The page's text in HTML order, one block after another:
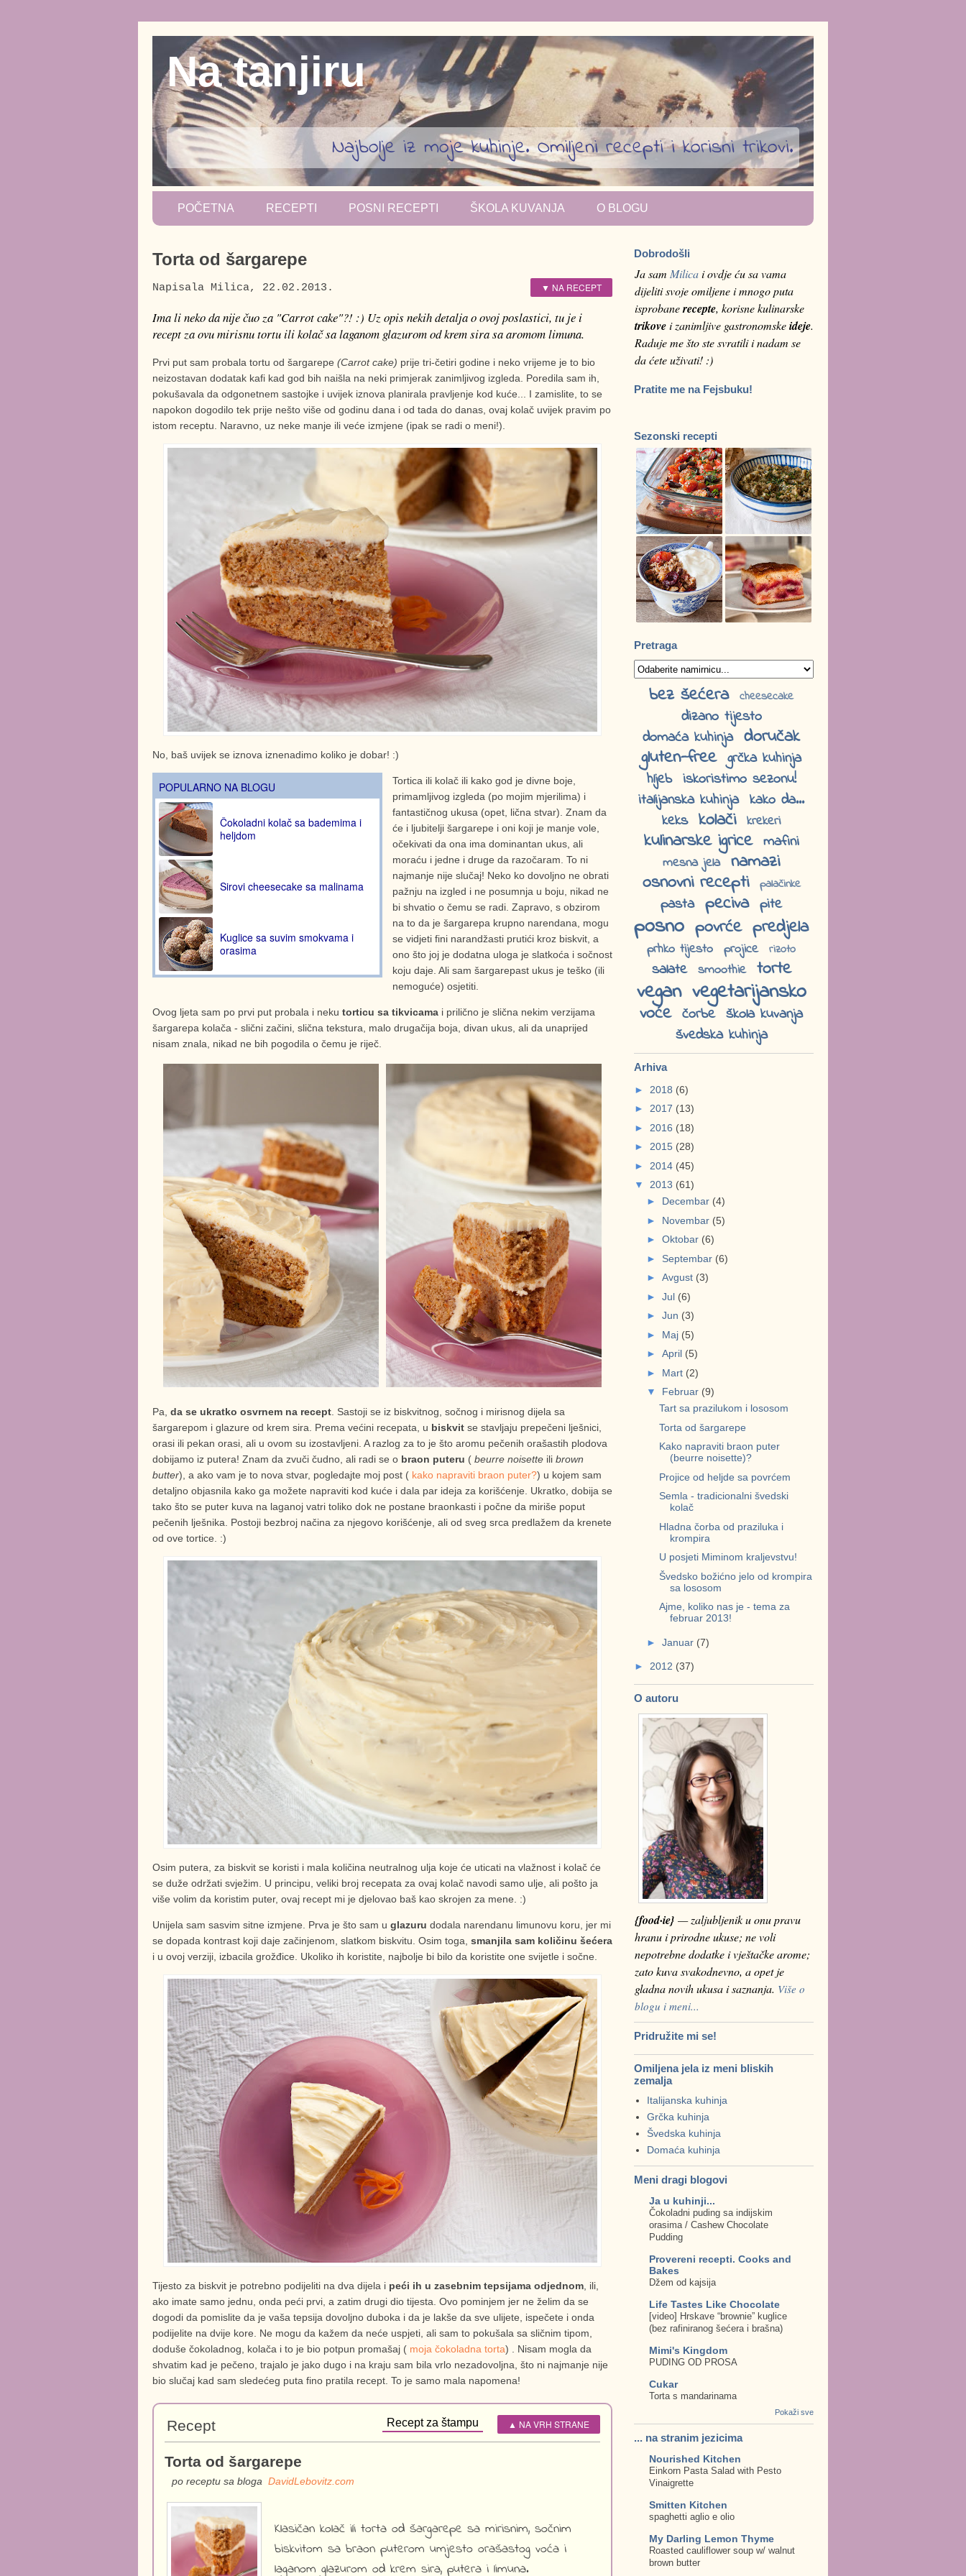
Na tanjiru
Najbolje iz moje kuhinje. Omiljeni recepti i korisni trikovi.
POČETNA RECEPTI POSNI RECEPTI ŠKOLA KUVANJA O BLOGU
Torta od šargarepe
▼ NA RECEPT
Napisala Milica, 22.02.2013.
Ima li neko da nije čuo za "Carrot cake"?! :) Uz opis nekih detalja o ovoj poslastici, tu je i
recept za ovu mirisnu tortu ili kolač sa laganom glazurom od krem sira sa aromom limuna.
Prvi put sam probala tortu od šargarepe (Carrot cake) prije tri-četiri godine i neko vrijeme je to bio
neizostavan dodatak kafi kad god bih naišla na neki primjerak zanimljivog izgleda. Poredila sam ih,
pokušavala da odgonetnem sastojke i uvijek iznova planirala pravljenje kod kuće... I zamislite, to se
napokon dogodilo tek prije nešto više od godinu dana i od tada do danas, ovaj kolač uvijek pravim po
istom receptu. Naravno, uz neke manje ili veće izmjene (ipak se radi o meni!).
No, baš uvijek se iznova iznenadimo koliko je dobar! :)
POPULARNO NA BLOGU
Čokoladni kolač sa bademima i
heljdom
Sirovi cheesecake sa malinama
Kuglice sa suvim smokvama i
orasima
Tortica ili kolač ili kako god je divne boje,
primamljivog izgleda (po mojim mjerilima) i
fantastičnog ukusa (opet, lična stvar). Znam da
će i ljubitelji šargarepe i oni koji je manje vole,
očekivati da ona ima dominantan ukus, ali
moraću i jedne i druge da razočaram. To ni
najmanje nije slučaj! Neko ko dovoljno ne obrati
pažnju na izgled i ne posumnja u boju, nikad ne
bi shvatio o čemu se radi. Zapravo, s obzirom
na to da je šargarepa krupno narendana, mogu
se vidjeti fini narandžasti prutići kroz biskvit, a
ono što joj je dodatna uloga je slatkoća i sočnost
koju daje. Ali sam šargarepast ukus je teško (ili
nemoguće) osjetiti.
Ovog ljeta sam po prvi put probala i neku torticu sa tikvicama i prilično je slična nekim verzijama
šargarepa kolača - slični začini, slična tekstura, malo drugačija boja, divan ukus, ali da unaprijed
nisam znala, nikad ne bih pogodila o čemu je riječ.
Pa, da se ukratko osvrnem na recept . Sastoji se iz biskvitnog, sočnog i mirisnog dijela sa
šargarepom i glazure od krem sira. Prema većini recepata, u biskvit se stavljaju prepečeni lješnici,
orasi ili pekan orasi, ali u ovom su izostavljeni. A razlog za to je što aromu pečenih orašastih plodova
dobijamo iz putera! Znam da zvuči čudno, ali radi se o braon puteru ( beurre noisette ili brown
butter), a ako vam je to nova stvar, pogledajte moj post ( kako napraviti braon puter?) u kojem sam
detaljno objasnila kako ga možete napraviti kod kuće i dala par ideja za korišćenje. Ukratko, dobija se
tako što se puter kuva na laganoj vatri toliko dok ne postane braonkasti i počne da miriše poput
pečenih lješnika. Postoji bezbroj načina za njegovo korišćenje, ali od sveg srca predlažem da krenete
od ove tortice. :)
Osim putera, za biskvit se koristi i mala količina neutralnog ulja koje će uticati na vlažnost i kolač će
se duže održati svježim. U principu, veliki broj recepata za ovaj kolač navodi samo ulje, ali pošto ja
više volim da koristim puter, ovaj recept mi je djelovao baš kao skrojen za mene. :)
Unijela sam sasvim sitne izmjene. Prva je što sam u glazuru dodala narendanu limunovu koru, jer mi
se dopada kontrast koji daje začinjenom, slatkom biskvitu. Osim toga, smanjila sam količinu šećera
i u ovoj verziji, izbacila grožđice. Ukoliko ih koristite, najbolje bi bilo da koristite one svijetle i sočne.
Tijesto za biskvit je potrebno podijeliti na dva dijela i peći ih u zasebnim tepsijama odjednom , ili,
ako imate samo jednu, onda peći prvi, a zatim drugi dio tijesta. Ovo pominjem jer ne želim da se
dogodi da pomislite da je vaša tepsija dovoljno duboka i da je lakše da sve ulijete, ispečete i onda
podijelite na dvije kore. Ne mogu da kažem da neće uspjeti, ali sam to pokušala sa sličnim tipom,
doduše čokoladnog, kolača i to je bio potpun promašaj ( moja čokoladna torta) . Nisam mogla da
shvatim kad je pečeno, trajalo je jako dugo i na kraju sam bila vrlo nezadovoljna, što ni najmanje nije
bio slučaj kad sam sledećeg puta fino pratila recept. To je samo mala napomena!
▲ NA VRH STRANE
Recept za štampu
Recept
Torta od šargarepe
po receptu sa bloga DavidLebovitz.com
Klasičan kolač ili torta od šargarepe sa mirisnim, sočnim
biskvitom sa braon puterom umjesto orašastog voća i
laganom glazurom od krem sira, putera i limuna.
Dobrodošli
Ja sam Milicai ovdje ću sa vama
dijeliti svoje omiljene i mnogo puta
isprobanerecepte, korisne kulinarske
trikovei zanimljive gastronomskeideje.
Raduje me što ste svratili i nadam se
da ćete uživati! :)
Pratite me na Fejsbuku!
Sezonski recepti
Pretraga
bez šećera cheesecake
dizano tijesto
domaća kuhinja doručak
gluten-free grčka kuhinja
hljeb iskoristimo sezonu!
italijanska kuhinja kako da...
keks kolači krekeri
kulinarske igrice mafini
mesna jela namazi
osnovni recepti
palačinke
pasta peciva pite
posno povrće predjela
prhko tijesto projice rizoto
salate smoothie torte
vegan vegetarijansko
voće čorbe škola kuvanja
švedska kuhinja
Arhiva
► 2018 (6)
► 2017 (13)
► 2016 (18)
► 2015 (28)
► 2014 (45)
▼ 2013 (61)
► Decembar (4)
► Novembar (5)
► Oktobar (6)
► Septembar (6)
► Avgust (3)
► Jul (6)
► Jun (3)
► Maj (5)
► April (5)
► Mart (2)
▼ Februar (9)
Tart sa prazilukom i lososom
Torta od šargarepe
Kako napraviti braon puter
(beurre noisette)?
Projice od heljde sa povrćem
Semla - tradicionalni švedski
kolač
Hladna čorba od praziluka i
krompira
U posjeti Miminom kraljevstvu!
Švedsko božićno jelo od krompira
sa lososom
Ajme, koliko nas je - tema za
februar 2013!
► Januar (7)
► 2012 (37)
O autoru
{food·ie} — zaljubljenik u onu pravu
hranu i prirodne ukuse; ne voli
nepotrebne dodatke i vještačke arome;
zato kuva svakodnevno, a opet je
gladna novih ukusa i saznanja. Više o
blogu i meni...
Pridružite mi se!
Omiljena jela iz meni bliskih
zemalja
Italijanska kuhinja
Grčka kuhinja
Švedska kuhinja
Domaća kuhinja
Meni dragi blogovi
Ja u kuhinji...
Čokoladni puding sa indijskim
orasima / Cashew Chocolate
Pudding
Provereni recepti. Cooks and
Bakes
Džem od kajsija
Life Tastes Like Chocolate
[video] Hrskave “brownie” kuglice
(bez rafiniranog šećera i brašna)
Mimi's Kingdom
PUDING OD PROSA
Cukar
Torta s mandarinama
Pokaži sve
... na stranim jezicima
Nourished Kitchen
Einkorn Pasta Salad with Pesto
Vinaigrette
Smitten Kitchen
spaghetti aglio e olio
My Darling Lemon Thyme
Roasted cauliflower soup w/ walnut
brown butter